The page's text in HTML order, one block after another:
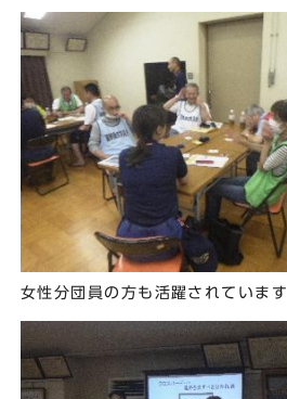
女性分団員の方も活躍されています